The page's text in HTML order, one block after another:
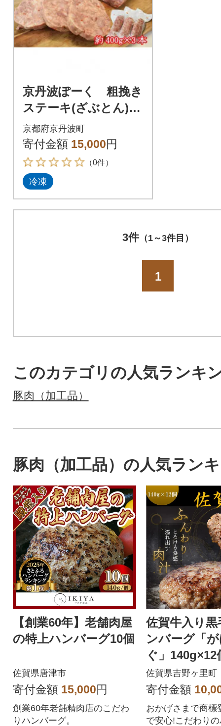
京丹波ぽーく 粗挽き
ステーキ(ざぶとん)ハ
バネロ味 3本セット
京都府京丹波町
寄付金額 15,000円
（0件）
冷凍
3件（1～3件目）
1
このカテゴリの人気ランキ
豚肉（加工品）
豚肉（加工品）の人気ラン
【創業60年】老舗肉屋
の特上ハンバーグ10個
佐賀県唐津市
寄付金額 15,000円
創業60年老舗精肉店のこだわ
りハンバーグ。
佐賀牛入り黒
ンバーグ「
ぐ」140g×12
佐賀県吉野ヶ里町
寄付金額
おかげさまで商標
で安心!こだわり